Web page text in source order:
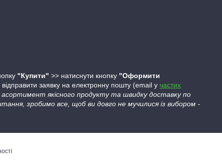
"Купити" >> натиснути кнопку "Оформити
заявку на електронну пошту (email у частих
якісного продукту та швидку доставку по
зробимо все, щоб ви довго не мучилися із вибором -